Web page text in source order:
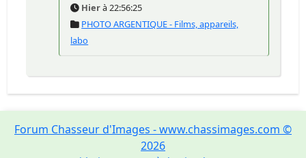
Hierà 22:56:25
PHOTO ARGENTIQUE - Films, appareils,
labo
Forum Chasseur d'Images - www.chassimages.com ©
2026